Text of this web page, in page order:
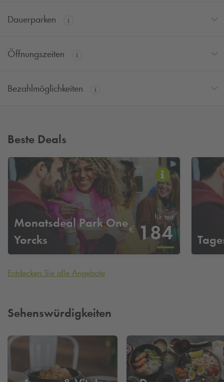
Dauerparken
Öffnungszeiten
Bezahlmöglichkeiten
Beste Deals
Monatsdeal Park One
Yorcks
für nur
€ 184
Entdecken Sie alle Angebote
Sehenswürdigkeiten